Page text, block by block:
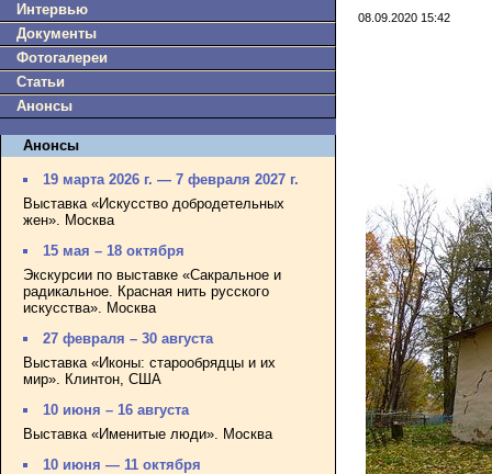
Интервью
Документы
Фотогалереи
Статьи
Анонсы
Анонсы
19 марта 2026 г. — 7 февраля 2027 г.
Выставка «Искусство добродетельных
жен». Москва
15 мая – 18 октября
Экскурсии по выставке «Сакральное и
радикальное. Красная нить русского
искусства». Москва
27 февраля – 30 августа
Выставка «Иконы: старообрядцы и их
мир». Клинтон, США
10 июня – 16 августа
Выставка «Именитые люди». Москва
10 июня — 11 октября
08.09.2020 15:42